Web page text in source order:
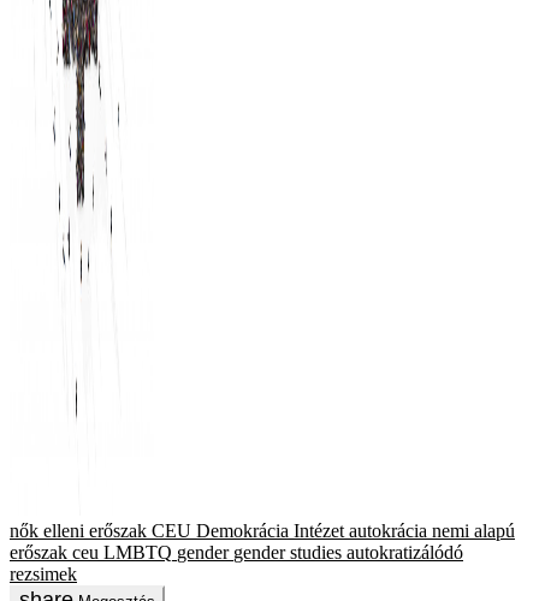
nők elleni erőszak CEU Demokrácia Intézet autokrácia nemi alapú
erőszak ceu LMBTQ gender gender studies autokratizálódó
rezsimek